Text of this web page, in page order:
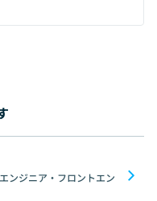
ンジニア・フロントエン